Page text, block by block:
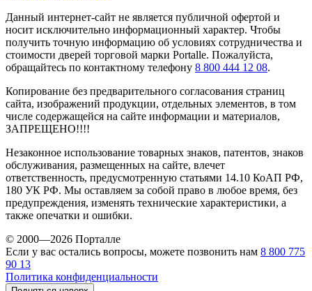
Данный интернет-сайт не является публичной офертой и
носит исключительно информационный характер. Чтобы
получить точную информацию об условиях сотрудничества и
стоимости дверей торговой марки Portalle. Пожалуйста,
обращайтесь по контактному телефону 8 800 444 12 08.
Копирование без предварительного согласования страниц
сайта, изображений продукции, отдельных элементов, в том
числе содержащейся на сайте информации и материалов,
ЗАПРЕЩЕНО!!!!
Незаконное использование товарных знаков, патентов, знаков
обслуживания, размещенных на сайте, влечет
ответственность, предусмотренную статьями 14.10 КоАП РФ,
180 УК РФ. Мы оставляем за собой право в любое время, без
предупреждения, изменять технические характеристики, а
также опечатки и ошибки.
© 2000—2026 Порталле
Если у вас остались вопросы, можете позвонить нам 8 800 775
90 13
Политика конфиденциальности